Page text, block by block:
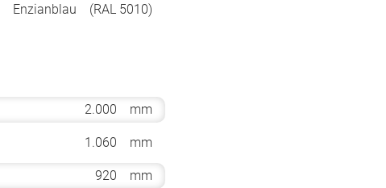
Enzianblau (RAL 5010)
2.000 mm
1.060 mm
920 mm